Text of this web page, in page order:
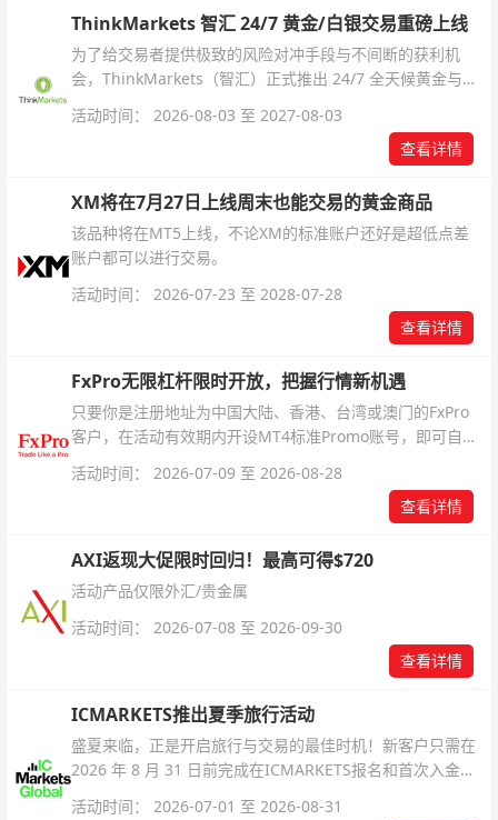
ThinkMarkets 智汇 24/7 黄金/白银交易重磅上线
为了给交易者提供极致的风险对冲手段与不间断的获利机
会，ThinkMarkets（智汇）正式推出 24/7 全天候黄金与白
杆配置、支持软件及交易细则。
活动时间： 2026-08-03 至 2027-08-03
查看详情
XM将在7月27日上线周末也能交易的黄金商品
该品种将在MT5上线，不论XM的标准账户还好是超低点差
账户都可以进行交易。
活动时间： 2026-07-23 至 2028-07-28
查看详情
FxPro无限杠杆限时开放，把握行情新机遇
只要你是注册地址为中国大陆、香港、台湾或澳门的FxPro
客户，在活动有效期内开设MT4标准Promo账号，即可自动
活动时间： 2026-07-09 至 2026-08-28
查看详情
AXI返现大促限时回归！最高可得$720
活动产品仅限外汇/贵金属
活动时间： 2026-07-08 至 2026-09-30
查看详情
ICMARKETS推出夏季旅行活动
盛夏来临，正是开启旅行与交易的最佳时机！新客户只需在
2026 年 8 月 31 日前完成在ICMARKETS报名和首次入金即
活动时间： 2026-07-01 至 2026-08-31